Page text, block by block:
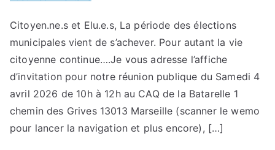
Publique
Participative
!
Citoyen.ne.s et Elu.e.s, La période des élections
municipales vient de s’achever. Pour autant la vie
citoyenne continue….Je vous adresse l’affiche
d’invitation pour notre réunion publique du Samedi 4
avril 2026 de 10h à 12h au CAQ de la Batarelle 1
chemin des Grives 13013 Marseille (scanner le wemo
pour lancer la navigation et plus encore), […]